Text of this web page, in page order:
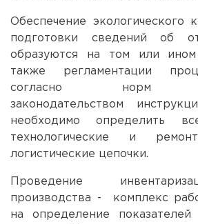
Обеспечение экологического
подготовки сведений об
образуются на том или
также регламентации
согласно норм
законодательством
необходимо определить
технологические и
логистические цепочки.
Проведение
производства - комплекс
на определение